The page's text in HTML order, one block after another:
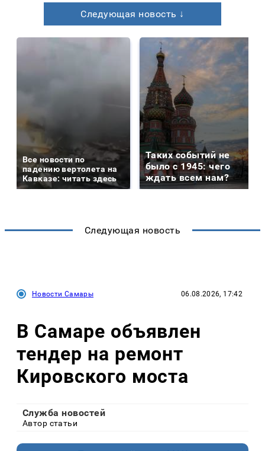
Следующая новость ↓
Все новости по
падению вертолета на
Кавказе: читать здесь
Таких событий не
было с 1945: чего
ждать всем нам?
Следующая новость
Новости Самары 06.08.2026, 17:42
В Самаре объявлен
тендер на ремонт
Кировского моста
Служба новостей
Автор статьи